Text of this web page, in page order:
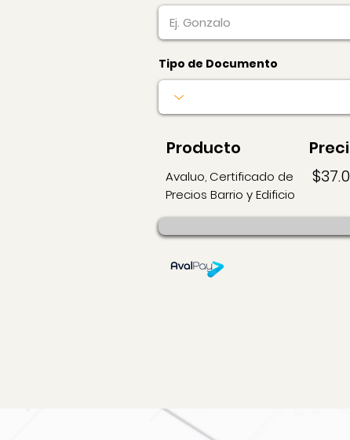
Tipo de Documento
Producto
Avaluo, Certificado de
Precios Barrio y Edificio